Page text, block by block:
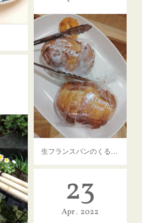
生フランスパンのくるみパン
23
Apr 2022